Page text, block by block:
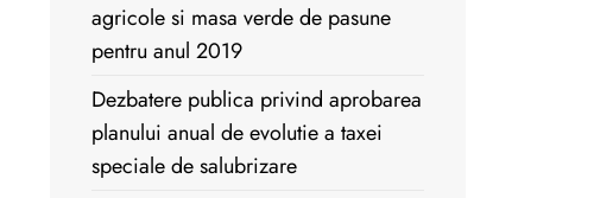
agricole si masa verde de pasune
pentru anul 2019
Dezbatere publica privind aprobarea
planului anual de evolutie a taxei
speciale de salubrizare